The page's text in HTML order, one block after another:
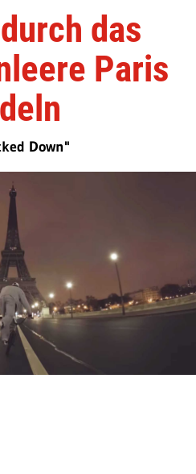
das
Paris
Down"